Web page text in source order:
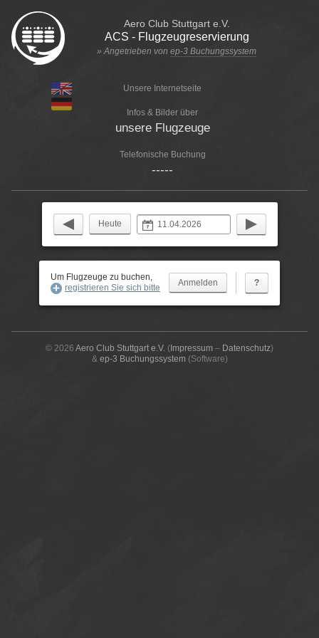
Aero Club Stuttgart e.V.
ACS - Flugzeugreservierung
» Angetrieben von ep-3 Buchungssystem
Unsere Internetseite
Infos & Bilder über
unsere Flugzeuge
Telefonische Buchung
-----
Heute
Um Flugzeuge zu buchen,
registrieren Sie sich bitte
?
© 2026 Aero Club Stuttgart e.V. ( Impressum – Datenschutz)
& ep-3 Buchungssystem (Software)